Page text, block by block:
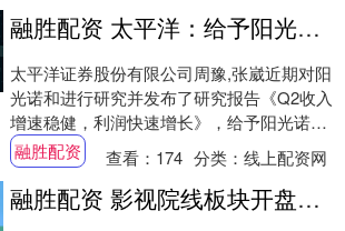
融胜配资 太平洋：给予阳光诺和买入评级
太平洋证券股份有限公司周豫,张崴近期对阳
光诺和进行研究并发布了研究报告《Q2收入
增速稳健，利润快速增长》，给予阳光诺和
买入评级。 阳光诺和(688621) 事件....
融胜配资 查看： 174 分类：线上配资网
融胜配资 影视院线板块开盘走强 幸福蓝海涨停